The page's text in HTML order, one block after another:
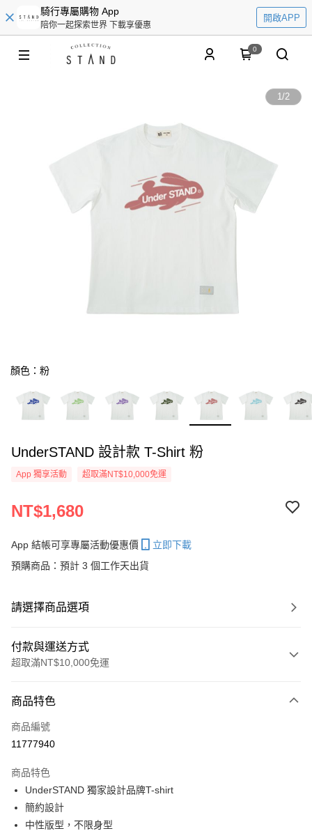
騎行專屬購物 App
陪你一起探索世界 下載享優惠
開啟APP
0
1/2
顏色：粉
UnderSTAND 設計款 T-Shirt 粉
App 獨享活動 超取滿NT$10,000免運
NT$1,680
App 結帳可享專屬活動優惠價
立即下載
預購商品：預計 3 個工作天出貨
請選擇商品選項
付款與運送方式
超取滿NT$10,000免運
信用卡一次付款
超商取貨付款
Apple Pay
Google Pay
商品特色
商品編號
11777940
商品特色
UnderSTAND 獨家設計品牌T-shirt
簡約設計
中性版型，不限身型